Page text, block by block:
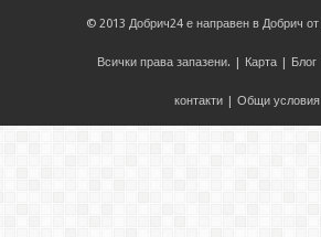
© 2013 Добрич24 е направен в Добрич от
Всички права запазени. | Карта | Блог
контакти | Общи условия